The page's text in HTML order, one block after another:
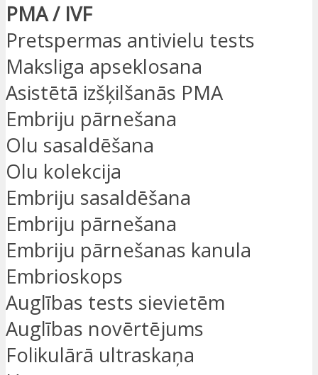
PMA / IVF
Pretspermas antivielu tests
Maksliga apseklosana
Asistētā izšķilšanās PMA
Embriju pārnešana
Olu sasaldēšana
Olu kolekcija
Embriju sasaldēšana
Embriju pārnešana
Embriju pārnešanas kanula
Embrioskops
Auglības tests sievietēm
Auglības novērtējums
Folikulārā ultraskaņa